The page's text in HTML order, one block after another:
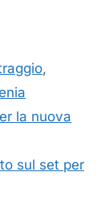
,
la nuova
sul set per